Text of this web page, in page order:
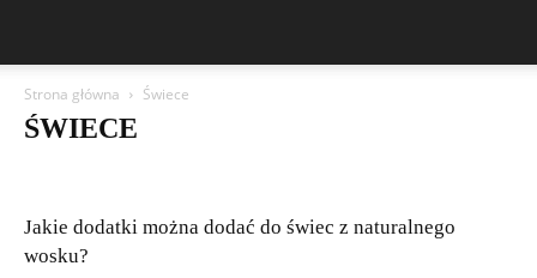
Strona główna Świece
ŚWIECE
Problemy ze świecami
Publikacje czytelników
Świece
Świece z wosku pszczelego
Jakie dodatki można dodać do świec z naturalnego
wosku?